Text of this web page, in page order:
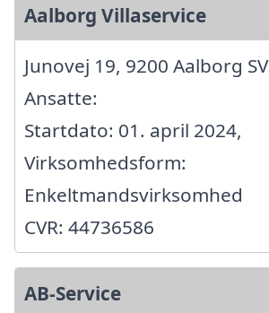
Aalborg Villaservice
Junovej 19, 9200 Aalborg SV
Ansatte:
Startdato: 01. april 2024,
Virksomhedsform:
Enkeltmandsvirksomhed
CVR: 44736586
AB-Service